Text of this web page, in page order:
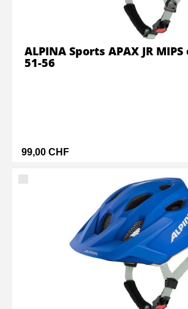
99,00 CHF
ALPINA Sports APAX JR
51-56